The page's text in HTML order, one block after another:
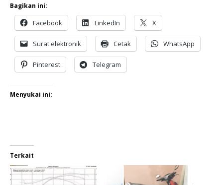
Bagikan ini:
Facebook LinkedIn X
Surat elektronik Cetak WhatsApp
Pinterest Telegram
Menyukai ini:
Terkait